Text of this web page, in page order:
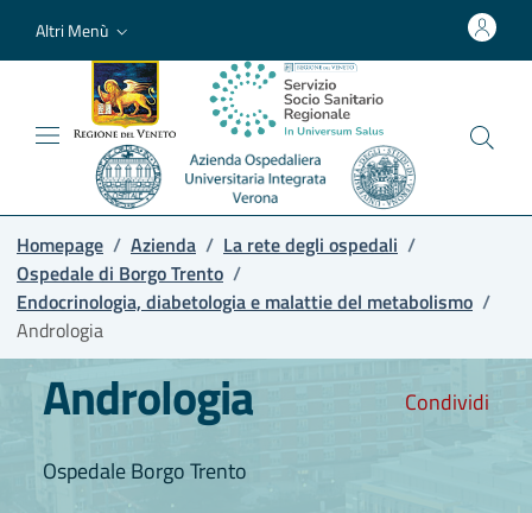
Altri Menù
Homepage / Azienda / La rete degli ospedali /
Ospedale di Borgo Trento /
Endocrinologia, diabetologia e malattie del metabolismo /
Andrologia
Condividi
Andrologia
Ospedale Borgo Trento